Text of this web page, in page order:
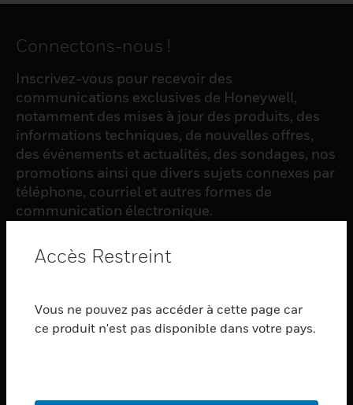
Connectons-nous !
Inscrivez-vous pour recevoir des
communications exclusives de Honeywell,
notamment des mises à jour des produits, des
informations techniques, de nouvelles offres,
des événements et actualités, des sondages, nos
promotions ainsi que divers sujets connexes par
téléphone, courriel et autres formes de
communication électronique.
S'INSCRIRE
PRODUCTS
toggle view
Accès Restreint
Vous ne pouvez pas accéder à cette page car
ce produit n'est pas disponible dans votre pays.